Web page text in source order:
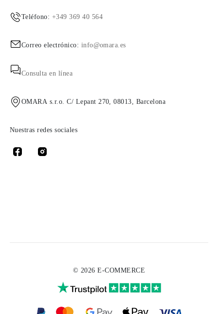
Teléfono: +349 369 40 564
Correo electrónico: info@omara.es
Consulta en línea
OMARA s.r.o. C/ Lepant 270, 08013, Barcelona
Nuestras redes sociales
© 2026 E-COMMERCE